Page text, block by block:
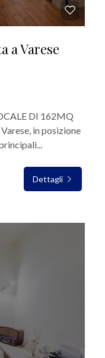
a Varese
DI 162MQ
in posizione
Dettagli